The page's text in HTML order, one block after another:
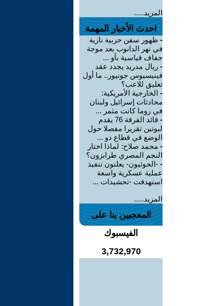
المزيد.....
احدث الأخبار المهمة
- ظهور سفن حربية نازية
في نهر الدانوب بعد موجة
جفاف قياسية بأو ...
- ريال مدريد يجدد عقد
فينيسيوس جونيور.. ما أول
تعليق للاعب؟
- الخارجية الأمريكية:
محادثات إسرائيل ولبنان
في روما كانت مثمر ...
-
قائد الفرقة 76 يقدم
لبوتين تقريرا مفصلا حول
الوضع في قطاع دو ...
- محمد صلاح: لماذا اختار
النجم المصري طرابزون؟
- -الحوثيون- يعلنون تنفيذ
عملية عسكرية واسعة
استهدفت -تحشيدات ...
المزيد.....
المعجبين بنا على
الفيسبوك
3,732,970